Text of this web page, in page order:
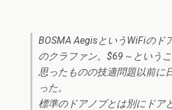
BOSMA AegisというWiFiのド
のクラファン。$69～という
思ったものの技適問題以前に
った。
標準のドアノブとは別にドア